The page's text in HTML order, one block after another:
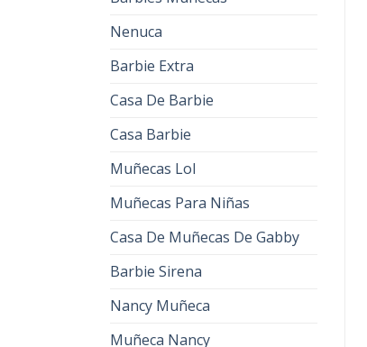
Nenuca
Barbie Extra
Casa De Barbie
Casa Barbie
Muñecas Lol
Muñecas Para Niñas
Casa De Muñecas De Gabby
Barbie Sirena
Nancy Muñeca
Muñeca Nancy